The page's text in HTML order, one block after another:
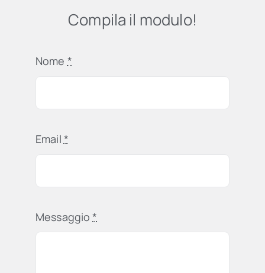
Compila il modulo!
Nome *
Email *
Messaggio*